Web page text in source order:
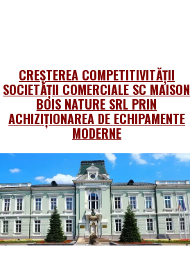
CREȘTEREA COMPETITIVITĂȚII
SOCIETĂȚII COMERCIALE SC MAISON
BOIS NATURE SRL PRIN
ACHIZIȚIONAREA DE ECHIPAMENTE
MODERNE